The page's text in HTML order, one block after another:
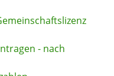
- nach